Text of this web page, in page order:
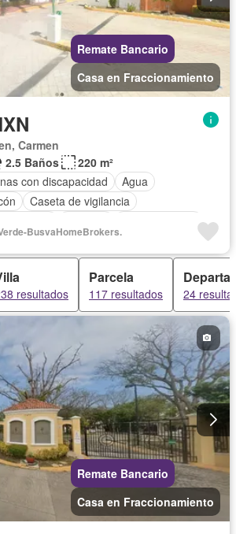
Remate Bancario
Casa en Fraccionamiento
Carmen
2.5 Baños
220 m²
con discapacidad
Agua
Caseta de vigilancia
Cuarto de servicio
Gas natural
Internet
Televisión por cable
Wifi
amueblar
BusvaHomeBrokers.
resultados
Parcela
117 resultados 24
Remate Bancario
Casa en Fraccionamiento